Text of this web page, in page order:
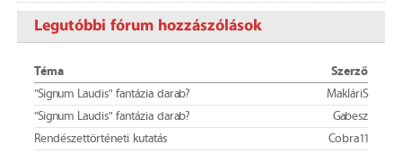
Legutóbbi fórum hozzászólások
Téma
Szerző
"Signum Laudis" fantázia darab?
MakláriS
"Signum Laudis" fantázia darab?
Gabesz
Rendészettörténeti kutatás
Cobra11